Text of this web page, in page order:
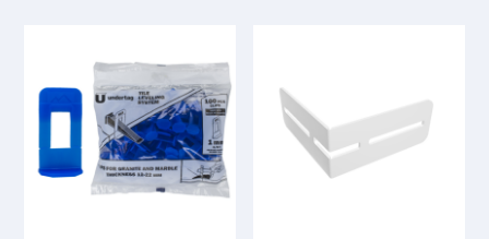
€133.00.
on:
€106.40.